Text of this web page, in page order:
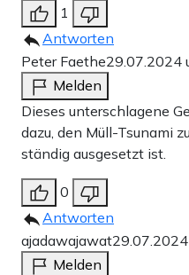
1
Antworten
Peter Faethe29.07.2024
Melden
Dieses unterschlagene
dazu, den Müll-Tsunami
ständig ausgesetzt ist.
0
Antworten
ajadawajawat
Melden